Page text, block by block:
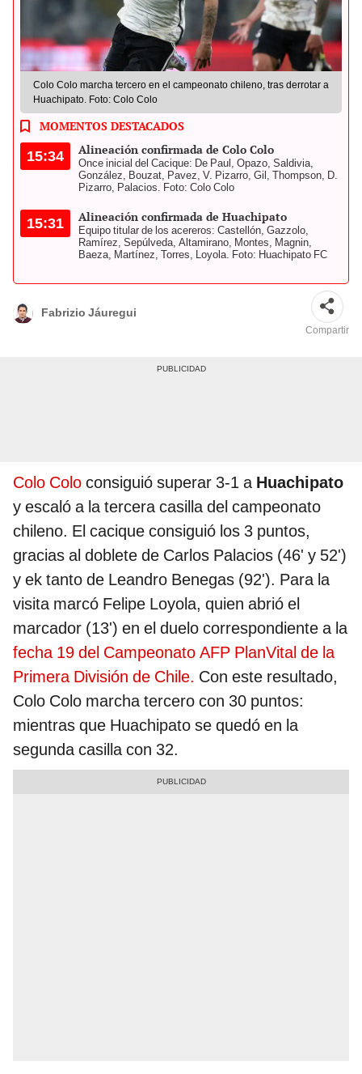
Colo Colo marcha tercero en el campeonato chileno, tras derrotar a
Huachipato. Foto: Colo Colo
MOMENTOS DESTACADOS
15:34 Alineación confirmada de Colo Colo
Once inicial del Cacique: De Paul, Opazo, Saldivia,
González, Bouzat, Pavez, V. Pizarro, Gil, Thompson, D.
Pizarro, Palacios. Foto: Colo Colo
15:31 Alineación confirmada de Huachipato
Equipo titular de los acereros: Castellón, Gazzolo,
Ramírez, Sepúlveda, Altamirano, Montes, Magnin,
Baeza, Martínez, Torres, Loyola. Foto: Huachipato FC
Fabrizio Jáuregui
Compartir
Colo Colo consiguió superar 3-1 a Huachipato
y escaló a la tercera casilla del campeonato
chileno. El cacique consiguió los 3 puntos,
gracias al doblete de Carlos Palacios (46' y 52')
y ek tanto de Leandro Benegas (92'). Para la
visita marcó Felipe Loyola, quien abrió el
marcador (13') en el duelo correspondiente a la
fecha 19 del Campeonato AFP PlanVital de la
Primera División de Chile. Con este resultado,
Colo Colo marcha tercero con 30 puntos:
mientras que Huachipato se quedó en la
segunda casilla con 32.